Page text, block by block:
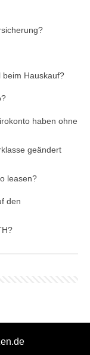
beim Hauskauf?
haben ohne
geändert
leasen?
den